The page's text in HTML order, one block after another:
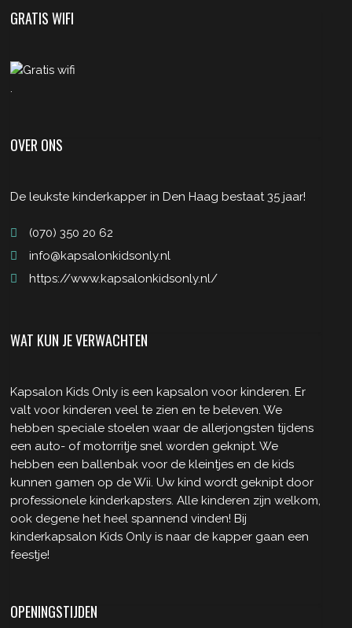
GRATIS WIFI
OVER ONS
De leukste kinderkapper in Den Haag bestaat 35 jaar!
(070) 350 20 62
info@kapsalonkidsonly.nl
https://www.kapsalonkidsonly.nl/
WAT KUN JE VERWACHTEN
Kapsalon Kids Only is een kapsalon voor kinderen. Er
valt voor kinderen veel te zien en te beleven. We
hebben speciale stoelen waar de allerjongsten tijdens
een auto- of motorritje snel worden geknipt. We
hebben een ballenbak voor de kleintjes en de kids
kunnen gamen op de Wii. Uw kind wordt geknipt door
professionele kinderkapsters. Alle kinderen zijn welkom,
ook degene het heel spannend vinden! Bij
kinderkapsalon Kids Only is naar de kapper gaan een
feestje!
OPENINGSTIJDEN